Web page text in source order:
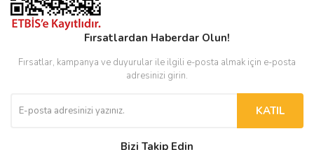
Fırsatlardan Haberdar Olun!
Fırsatlar, kampanya ve duyurular ile ilgili e-posta almak için e-posta
adresinizi girin.
KATIL
Bizi Takip Edin